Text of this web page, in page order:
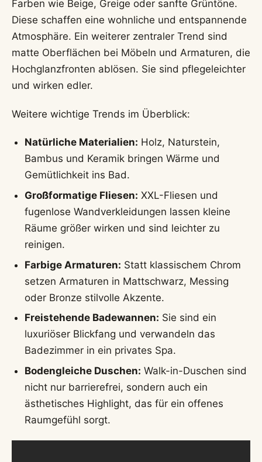
Farben wie Beige, Greige oder sanfte Grüntöne.
Diese schaffen eine wohnliche und entspannende
Atmosphäre. Ein weiterer zentraler Trend sind
matte Oberflächen bei Möbeln und Armaturen, die
Hochglanzfronten ablösen. Sie sind pflegeleichter
und wirken edler.
Weitere wichtige Trends im Überblick:
Natürliche Materialien: Holz, Naturstein,
Bambus und Keramik bringen Wärme und
Gemütlichkeit ins Bad.
Großformatige Fliesen: XXL-Fliesen und
fugenlose Wandverkleidungen lassen kleine
Räume größer wirken und sind leichter zu
reinigen.
Farbige Armaturen: Statt klassischem Chrom
setzen Armaturen in Mattschwarz, Messing
oder Bronze stilvolle Akzente.
Freistehende Badewannen: Sie sind ein
luxuriöser Blickfang und verwandeln das
Badezimmer in ein privates Spa.
Bodengleiche Duschen: Walk-in-Duschen sind
nicht nur barrierefrei, sondern auch ein
ästhetisches Highlight, das für ein offenes
Raumgefühl sorgt.